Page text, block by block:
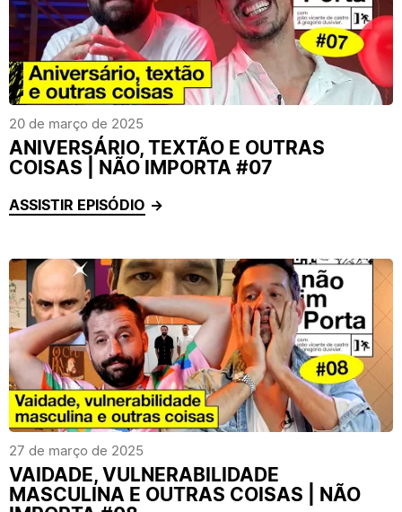
20 de março de 2025
ANIVERSÁRIO, TEXTÃO E OUTRAS
COISAS | NÃO IMPORTA #07
ASSISTIR EPISÓDIO
27 de março de 2025
VAIDADE, VULNERABILIDADE
MASCULINA E OUTRAS COISAS | NÃO